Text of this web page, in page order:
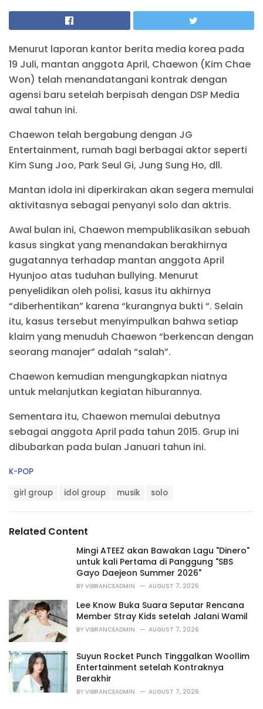
Menurut laporan kantor berita media korea pada
19 Juli, mantan anggota April, Chaewon (Kim Chae
Won) telah menandatangani kontrak dengan
agensi baru setelah berpisah dengan DSP Media
awal tahun ini.
Chaewon telah bergabung dengan JG
Entertainment, rumah bagi berbagai aktor seperti
Kim Sung Joo, Park Seul Gi, Jung Sung Ho, dll.
Mantan idola ini diperkirakan akan segera memulai
aktivitasnya sebagai penyanyi solo dan aktris.
Awal bulan ini, Chaewon mempublikasikan sebuah
kasus singkat yang menandakan berakhirnya
gugatannya terhadap mantan anggota April
Hyunjoo atas tuduhan bullying. Menurut
penyelidikan oleh polisi, kasus itu akhirnya
“diberhentikan” karena “kurangnya bukti “. Selain
itu, kasus tersebut menyimpulkan bahwa setiap
klaim yang menuduh Chaewon “berkencan dengan
seorang manajer” adalah “salah”.
Chaewon kemudian mengungkapkan niatnya
untuk melanjutkan kegiatan hiburannya.
Sementara itu, Chaewon memulai debutnya
sebagai anggota April pada tahun 2015. Grup ini
dibubarkan pada bulan Januari tahun ini.
C
r
K-POP
:
girl group idol group musik solo
Related Content
Mingi ATEEZ akan Bawakan Lagu "Dinero"
untuk kali Pertama di Panggung "SBS
Gayo Daejeon Summer 2026"
BY VIBRANCEADMIN AUGUST 7, 2026
Lee Know Buka Suara Seputar Rencana
Member Stray Kids setelah Jalani Wamil
BY VIBRANCEADMIN AUGUST 7, 2026
Suyun Rocket Punch Tinggalkan Woollim
Entertainment setelah Kontraknya
Berakhir
BY VIBRANCEADMIN AUGUST 7, 2026